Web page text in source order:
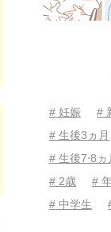
# 妊娠 #
# 生後3ヵ月
# 生後7⋅8ヵ
# 2歳
#
# 中学生